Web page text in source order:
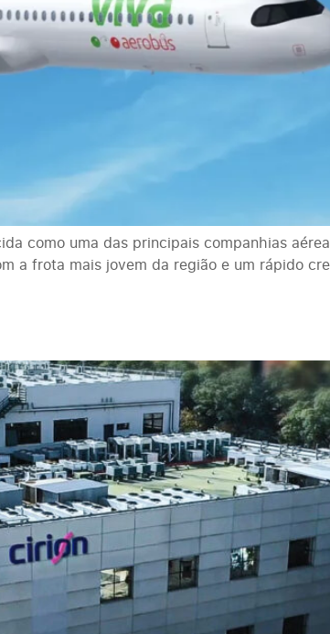
como uma das principais companhias
a frota mais jovem da região e um rápido